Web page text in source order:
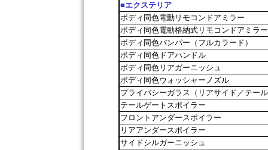
■エクステリア
ボディ同色電動リモコンドアミラー
ボディ同色電動格納式リモコンドアミラー
ボディ同色バンパー（フルカラード）
ボディ同色ドアハンドル
ボディ同色リアガーニッシュ
ボディ同色ウォッシャーノズル
プライバシーガラス（リアサイド／テー
テールゲートスポイラー
フロントアンダースポイラー
リアアンダースポイラー
サイドシルガーニッシュ